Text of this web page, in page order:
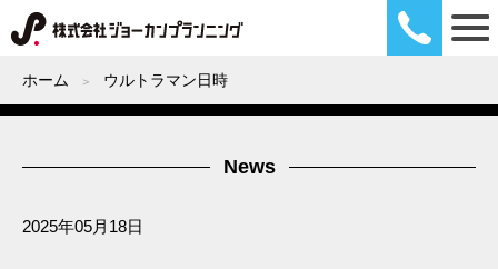
ホーム ウルトラマン日時
News
2025年05月18日